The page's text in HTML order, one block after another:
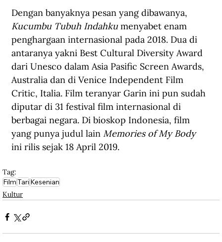
Dengan banyaknya pesan yang dibawanya,
Kucumbu Tubuh Indahku menyabet enam
penghargaan internasional pada 2018. Dua di
antaranya yakni Best Cultural Diversity Award
dari Unesco dalam Asia Pasific Screen Awards,
Australia dan di Venice Independent Film
Critic, Italia. Film teranyar Garin ini pun sudah
diputar di 31 festival film internasional di
berbagai negara. Di bioskop Indonesia, film
yang punya judul lain Memories of My Body
ini rilis sejak 18 April 2019.
Tag:
FilmTariKesenian
Kultur